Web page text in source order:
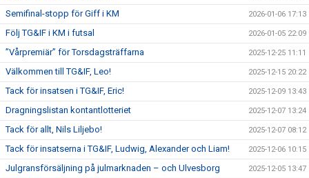
Semifinal-stopp för Giff i KM 2026-01-06 17:13
Följ TG&IF i KM i futsal 2026-01-05 22:09
”Vårpremiär” för Torsdagsträffarna 2025-12-25 11:11
Välkommen till TG&IF, Leo! 2025-12-15 20:22
Tack för insatsen i TG&IF, Eric! 2025-12-09 13:43
Dragningslistan kontantlotteriet 2025-12-07 13:24
Tack för allt, Nils Liljebo! 2025-12-07 08:12
Tack för insatserna i TG&IF, Ludwig, Alexander och Liam! 2025-12-06 10:15
Julgransförsäljning på julmarknaden – och Ulvesborg 2025-12-05 13:47